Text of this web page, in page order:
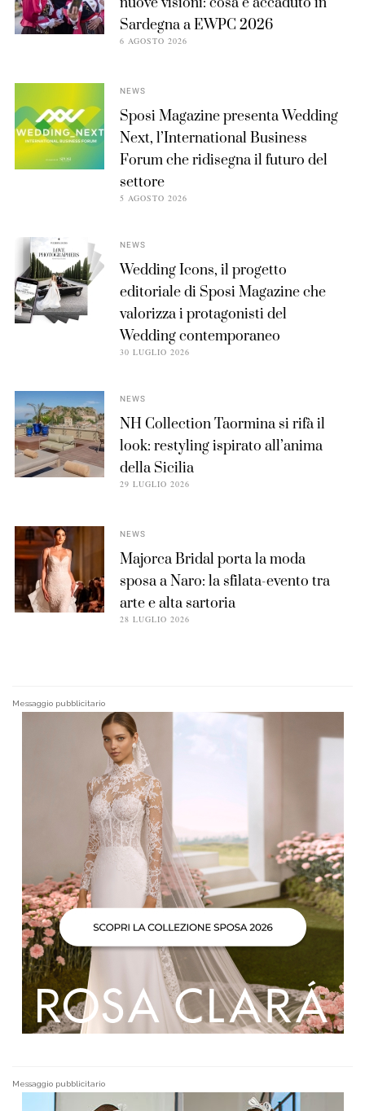
nuove visioni: cosa è accaduto in
Sardegna a EWPC 2026
6 AGOSTO 2026
NEWS
Sposi Magazine presenta Wedding
Next, l’International Business
Forum che ridisegna il futuro del
settore
5 AGOSTO 2026
NEWS
Wedding Icons, il progetto
editoriale di Sposi Magazine che
valorizza i protagonisti del
Wedding contemporaneo
30 LUGLIO 2026
NEWS
NH Collection Taormina si rifà il
look: restyling ispirato all’anima
della Sicilia
29 LUGLIO 2026
NEWS
Majorca Bridal porta la moda
sposa a Naro: la sfilata-evento tra
arte e alta sartoria
28 LUGLIO 2026
Messaggio pubblicitario
Messaggio pubblicitario